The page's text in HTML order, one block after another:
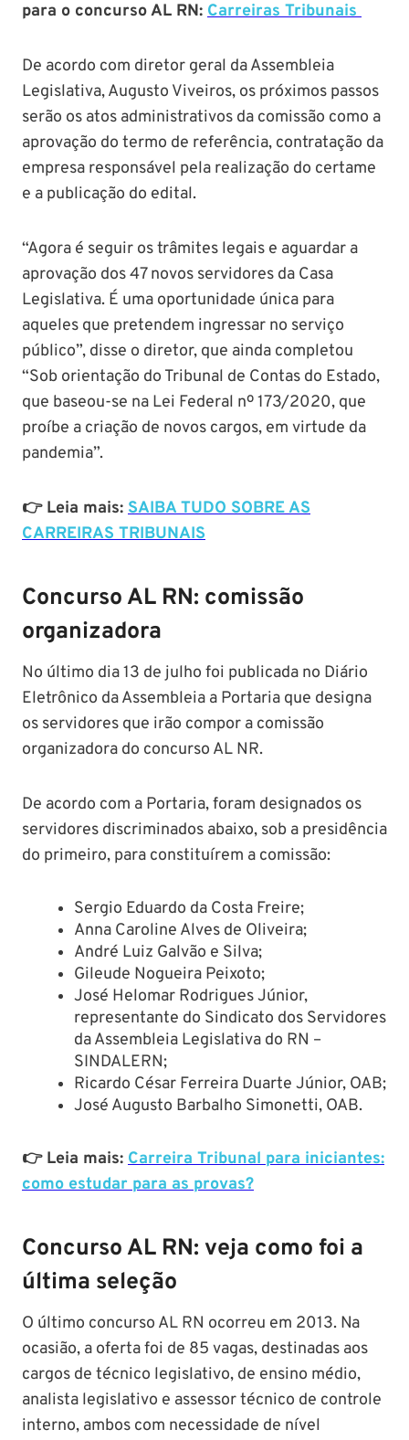
para o concurso AL RN: Carreiras Tribunais
De acordo com diretor geral da Assembleia
Legislativa, Augusto Viveiros, os próximos passos
serão os atos administrativos da comissão como a
aprovação do termo de referência, contratação da
empresa responsável pela realização do certame
e a publicação do edital.
“Agora é seguir os trâmites legais e aguardar a
aprovação dos 47 novos servidores da Casa
Legislativa. É uma oportunidade única para
aqueles que pretendem ingressar no serviço
público”, disse o diretor, que ainda completou
“Sob orientação do Tribunal de Contas do Estado,
que baseou-se na Lei Federal nº 173/2020, que
proíbe a criação de novos cargos, em virtude da
pandemia”.
👉 Leia mais: SAIBA TUDO SOBRE AS
CARREIRAS TRIBUNAIS
Concurso AL RN: comissão
organizadora
No último dia 13 de julho foi publicada no Diário
Eletrônico da Assembleia a Portaria que designa
os servidores que irão compor a comissão
organizadora do concurso AL NR.
De acordo com a Portaria, foram designados os
servidores discriminados abaixo, sob a presidência
do primeiro, para constituírem a comissão:
Sergio Eduardo da Costa Freire;
Anna Caroline Alves de Oliveira;
André Luiz Galvão e Silva;
Gileude Nogueira Peixoto;
José Helomar Rodrigues Júnior,
representante do Sindicato dos Servidores
da Assembleia Legislativa do RN –
SINDALERN;
Ricardo César Ferreira Duarte Júnior, OAB;
José Augusto Barbalho Simonetti, OAB.
👉 Leia mais: Carreira Tribunal para iniciantes:
como estudar para as provas?
Concurso AL RN: veja como foi a
última seleção
O último concurso AL RN ocorreu em 2013. Na
ocasião, a oferta foi de 85 vagas, destinadas aos
cargos de técnico legislativo, de ensino médio,
analista legislativo e assessor técnico de controle
interno, ambos com necessidade de nível